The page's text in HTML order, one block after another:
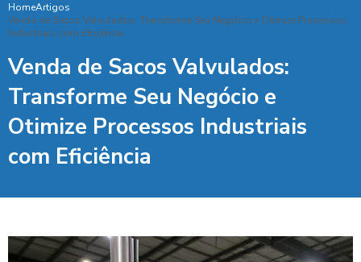
HomeArtigos
Venda de Sacos Valvulados: Transforme Seu Negócio e Otimize Processos
Industriais com Eficiência
Venda de Sacos Valvulados:
Transforme Seu Negócio e
Otimize Processos Industriais
com Eficiência